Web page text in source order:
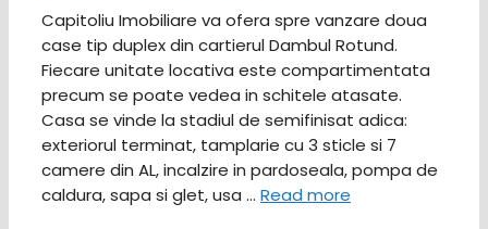
Capitoliu Imobiliare va ofera spre vanzare doua
case tip duplex din cartierul Dambul Rotund.
Fiecare unitate locativa este compartimentata
precum se poate vedea in schitele atasate.
Casa se vinde la stadiul de semifinisat adica:
exteriorul terminat, tamplarie cu 3 sticle si 7
camere din AL, incalzire in pardoseala, pompa de
caldura, sapa si glet, usa … Read more